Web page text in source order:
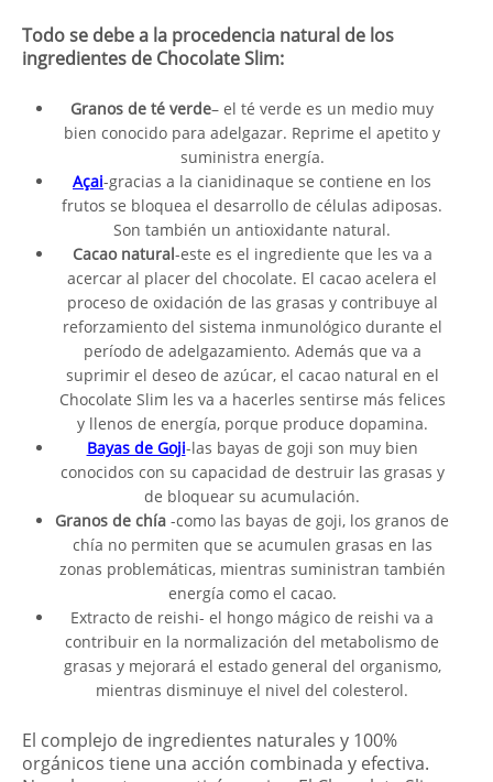
Todo se debe a la procedencia natural de los
ingredientes de Chocolate Slim:
Granos de té verde– el té verde es un medio muy
bien conocido para adelgazar. Reprime el apetito y
suministra energía.
Açai-gracias a la cianidinaque se contiene en los
frutos se bloquea el desarrollo de células adiposas.
Son también un antioxidante natural.
Cacao natural-este es el ingrediente que les va a
acercar al placer del chocolate. El cacao acelera el
proceso de oxidación de las grasas y contribuye al
reforzamiento del sistema inmunológico durante el
período de adelgazamiento. Además que va a
suprimir el deseo de azúcar, el cacao natural en el
Chocolate Slim les va a hacerles sentirse más felices
y llenos de energía, porque produce dopamina.
Bayas de Goji-las bayas de goji son muy bien
conocidos con su capacidad de destruir las grasas y
de bloquear su acumulación.
Granos de chía -como las bayas de goji, los granos de
chía no permiten que se acumulen grasas en las
zonas problemáticas, mientras suministran también
energía como el cacao.
Extracto de reishi- el hongo mágico de reishi va a
contribuir en la normalización del metabolismo de
grasas y mejorará el estado general del organismo,
mientras disminuye el nivel del colesterol.
El complejo de ingredientes naturales y 100%
orgánicos tiene una acción combinada y efectiva.